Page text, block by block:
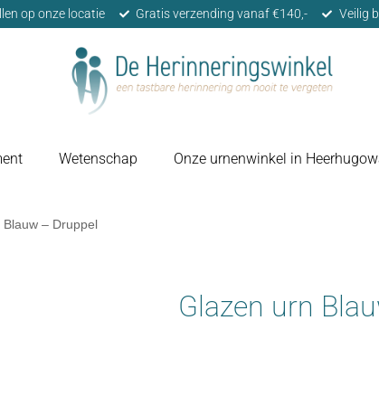
op onze locatie Gratis verzending vanaf €140,- Veilig
Wetenschap Onze urnenwinkel in
– Druppel
Glazen urn